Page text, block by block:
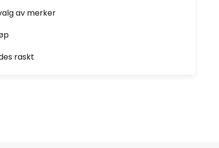
av merker
raskt